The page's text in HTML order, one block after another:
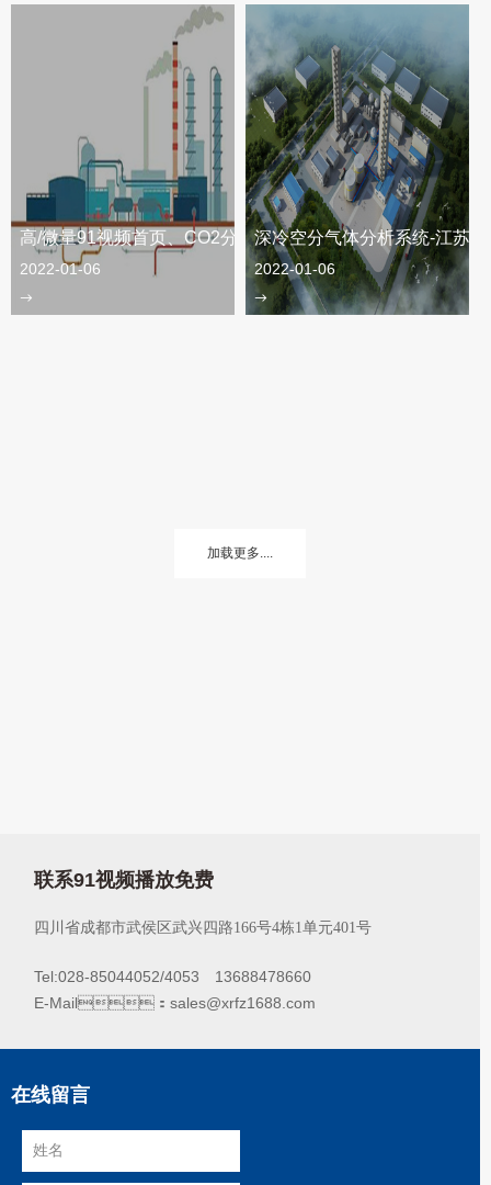
高/微量91视频首页、CO2分析仪-开封某空分设备
2022-01-06
深冷空分气体分析系统-江苏
2022-01-06
加载更多....
联系91视频播放免费
四川省成都市武侯区武兴四路166号4栋1单元401号
Tel:028-85044052/4053 13688478660
E-Mail：sales@xrfz1688.com
在线留言